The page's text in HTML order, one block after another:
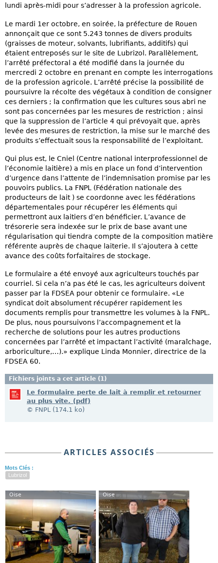
lundi après-midi pour s’adresser à la profession agricole.
Le mardi 1er octobre, en soirée, la préfecture de Rouen
annonçait que ce sont 5.243 tonnes de divers produits
(graisses de moteur, solvants, lubrifiants, additifs) qui
étaient entreposés sur le site de Lubrizol. Parallèlement,
l’arrêté préfectoral a été modifié dans la journée du
mercredi 2 octobre en prenant en compte les interrogations
de la profession agricole. L’arrêté précise la possibilité de
poursuivre la récolte des végétaux à condition de consigner
ces derniers ; la confirmation que les cultures sous abri ne
sont pas concernées par les mesures de restriction ; ainsi
que la suppression de l’article 4 qui prévoyait que, après
levée des mesures de restriction, la mise sur le marché des
produits s’effectuait sous la responsabilité de l’exploitant.
Qui plus est, le Cniel (Centre national interprofessionnel de
l’économie laitière) a mis en place un fond d’intervention
d’urgence dans l’attente de l’indemnisation promise par les
pouvoirs publics. La FNPL (Fédération nationale des
producteurs de lait ) se coordonne avec les fédérations
départementales pour récupérer les éléments qui
permettront aux laitiers d’en bénéficier. L’avance de
trésorerie sera indexée sur le prix de base avant une
régularisation qui tiendra compte de la composition matière
référente auprès de chaque laiterie. Il s’ajoutera à cette
avance des coûts forfaitaires de stockage.
Le formulaire a été envoyé aux agriculteurs touchés par
courriel. Si cela n’a pas été le cas, les agriculteurs doivent
passer par la FDSEA pour obtenir ce formulaire. «Le
syndicat doit absolument récupérer rapidement les
documents remplis pour transmettre les volumes à la FNPL.
De plus, nous poursuivons l’accompagnement et la
recherche de solutions pour les autres productions
concernées par l’arrêté et impactant l’activité (maraîchage,
arboriculture,…).» explique Linda Monnier, directrice de la
FDSEA 60.
Fichiers joints a cet article (1)
Le formulaire perte de lait à remplir et retourner
au plus vite. (pdf)
© FNPL (174.1 ko)
ARTICLES ASSOCIÉS
Mots Clés :
Lubrizol
Oise Oise